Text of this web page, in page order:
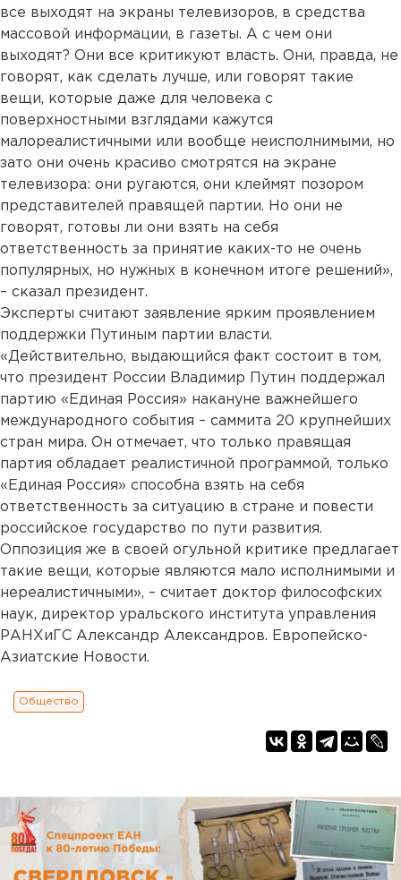
все выходят на экраны телевизоров, в средства
массовой информации, в газеты. А с чем они
выходят? Они все критикуют власть. Они, правда, не
говорят, как сделать лучше, или говорят такие
вещи, которые даже для человека с
поверхностными взглядами кажутся
малореалистичными или вообще неисполнимыми, но
зато они очень красиво смотрятся на экране
телевизора: они ругаются, они клеймят позором
представителей правящей партии. Но они не
говорят, готовы ли они взять на себя
ответственность за принятие каких-то не очень
популярных, но нужных в конечном итоге решений»,
– сказал президент.
Эксперты считают заявление ярким проявлением
поддержки Путиным партии власти.
«Действительно, выдающийся факт состоит в том,
что президент России Владимир Путин поддержал
партию «Единая Россия» накануне важнейшего
международного события – саммита 20 крупнейших
стран мира. Он отмечает, что только правящая
партия обладает реалистичной программой, только
«Единая Россия» способна взять на себя
ответственность за ситуацию в стране и повести
российское государство по пути развития.
Оппозиция же в своей огульной критике предлагает
такие вещи, которые являются мало исполнимыми и
нереалистичными», – считает доктор философских
наук, директор уральского института управления
РАНХиГС Александр Александров. Европейско-
Азиатские Новости.
Общество